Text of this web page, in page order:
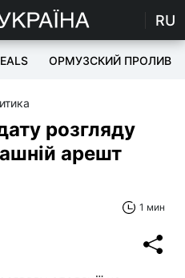
RU
ОРМУЗСКИЙ ПРОЛИВ
розгляду
арешт
1 мин